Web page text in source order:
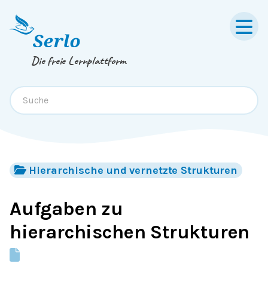
Springe zum
Die freie Lernplattform
Hierarchische und vernetzte Strukturen
Aufgaben zu
hierarchischen Strukturen